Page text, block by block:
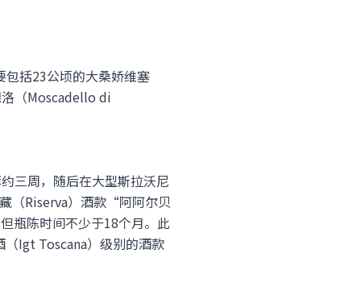
括23公顷的大桑娇维塞
洛（Moscadello di
三周，随后在大型斯拉沃尼
（Riserva）酒款“阿阿尔贝
瓶陈时间不少于18个月。此
Igt Toscana）级别的酒款